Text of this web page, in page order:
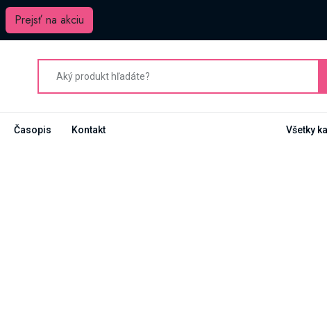
Prejsť na akciu
Časopis Kontakt Všetky